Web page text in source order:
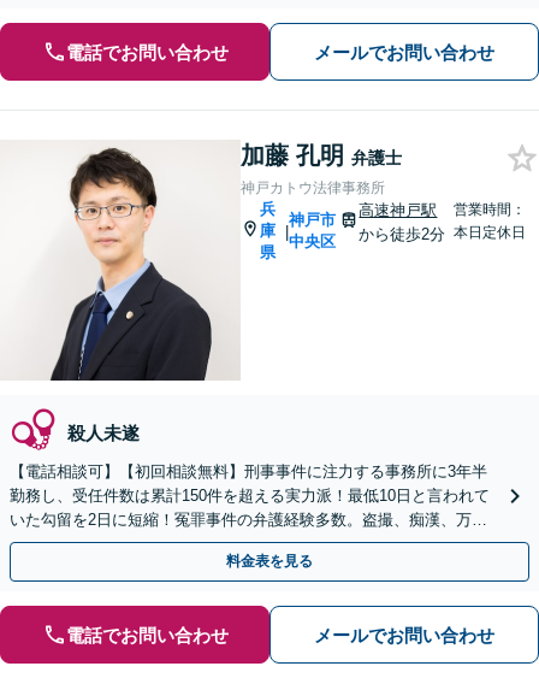
電話でお問い合わせ メールでお問い合わせ
加藤 孔明 弁護士
神戸カトウ法律事務所
兵
庫
県
|
神戸市
中央区
高速神戸駅
から徒歩2分
営業時間：
本日定休日
殺人未遂
【電話相談可】【初回相談無料】刑事事件に注力する事務所に3年半
勤務し、受任件数は累計150件を超える実力派！最低10日と言われて
いた勾留を2日に短縮！冤罪事件の弁護経験多数。盗撮、痴漢、万引
きなどご相談ください【休日夜間面談可】
料金表を見る
電話でお問い合わせ メールでお問い合わせ